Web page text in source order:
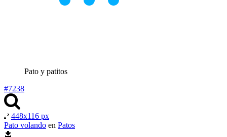
Pato y patitos
#7238
448x116 px
Pato volando en Patos